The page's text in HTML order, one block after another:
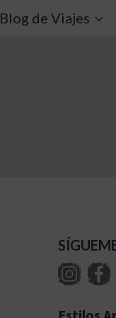
Blog de Viajes